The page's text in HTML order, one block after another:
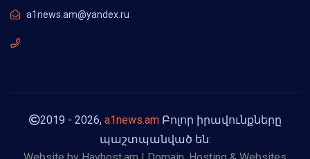
a1news.am@yandex.ru
2019 - 2026, a1news.amԲոլոր իրավունքները
պաշտպանված են: